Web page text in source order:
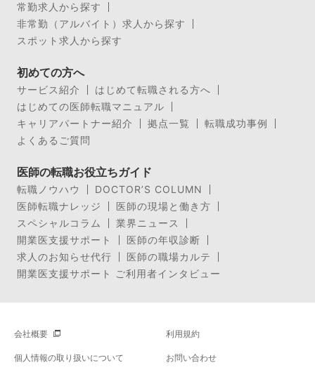
常勤求人から探す
非常勤（アルバイト）求人から探す
スポット求人から探す
初めての方へ
サービス紹介
はじめて転職される方へ
はじめての医師転職マニュアル
キャリアパートナー紹介
拠点一覧
転職成功事例
よくあるご質問
医師の転職お役立ちガイド
転職ノウハウ
DOCTOR’S COLUMN
医師転職ナレッジ
医師の現場と働き方
スペシャルコラム
業界ニュース
開業医支援サポート
医師の年収診断
求人のお知らせ代行
医師の職場カルテ
開業医支援サポート ご利用者インタビュー
会社概要 利用規約
個人情報の取り扱いについて お問い合わせ